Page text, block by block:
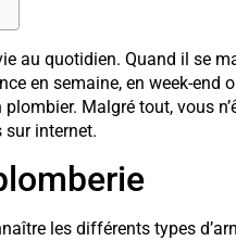
au quotidien. Quand il se
en semaine, en week-end
Malgré tout, vous
internet.
les différents types